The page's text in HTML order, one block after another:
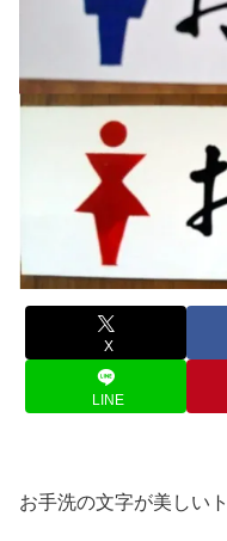
X
LINE
お手洗の文字が美しい